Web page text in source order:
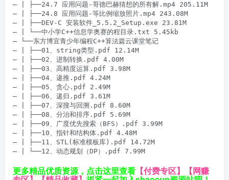
– | ├──24.7 应用问题-哥德巴赫猜想的所有解.mp4 205.11M
– | ├──24.8 应用问题-等比例缩放照片.mp4 243.08M
– | ├──DEV-C 安装软件_5.5.2_Setup.exe 23.81M
– | └──中小学C++信息学奥赛的程目录.txt 5.45kb
– └──东方博宜青少年编程C++算法篇云课堂笔记
– | ├──01、string类型.pdf 12.14M
– | ├──02、进制转换.pdf 4.00M
– | ├──03、高精度运算.pdf 3.98M
– | ├──04、递推.pdf 4.24M
– | ├──05、贪心.pdf 2.49M
– | ├──06、递归.pdf 3.61M
– | ├──07、深搜与回溯.pdf 8.60M
– | ├──08、分治和排序.pdf 5.69M
– | ├──09、广度优先搜索（BFS）.pdf 3.99M
– | ├──10、指针和结构体.pdf 4.48M
– | ├──11、STL(标准模板库).pdf 14.72M
– | └──12、动态规划（DP）.pdf 7.99M
更多精品优质资源，点击这里查看 【付费专区】 【网赚